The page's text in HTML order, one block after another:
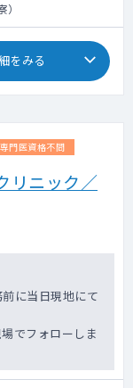
をみる
専門医資格不問
リニック／
に当日現地にて
でフォローしま